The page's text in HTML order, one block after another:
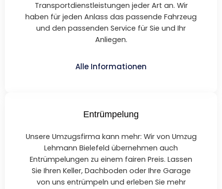
Transportdienstleistungen jeder Art an. Wir
haben für jeden Anlass das passende Fahrzeug
und den passenden Service für Sie und Ihr
Anliegen.
Alle Informationen
Entrümpelung
Unsere Umzugsfirma kann mehr: Wir von Umzug
Lehmann Bielefeld übernehmen auch
Entrümpelungen zu einem fairen Preis. Lassen
Sie Ihren Keller, Dachboden oder Ihre Garage
von uns entrümpeln und erleben Sie mehr